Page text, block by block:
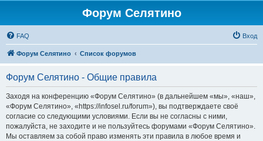
Форум Селятино
FAQ Вход
Форум Селятино Список форумов
Форум Селятино - Общие правила
Заходя на конференцию «Форум Селятино» (в дальнейшем «мы», «наш»,
«Форум Селятино», «https://infosel.ru/forum»), вы подтверждаете своё
согласие со следующими условиями. Если вы не согласны с ними,
пожалуйста, не заходите и не пользуйтесь форумами «Форум Селятино».
Мы оставляем за собой право изменять эти правила в любое время и